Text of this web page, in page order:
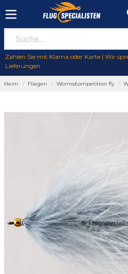
Zahlen Sie mit Klarna oder Karte | Wir
Lieferungen
Heim Fliegen Worms/competition fly